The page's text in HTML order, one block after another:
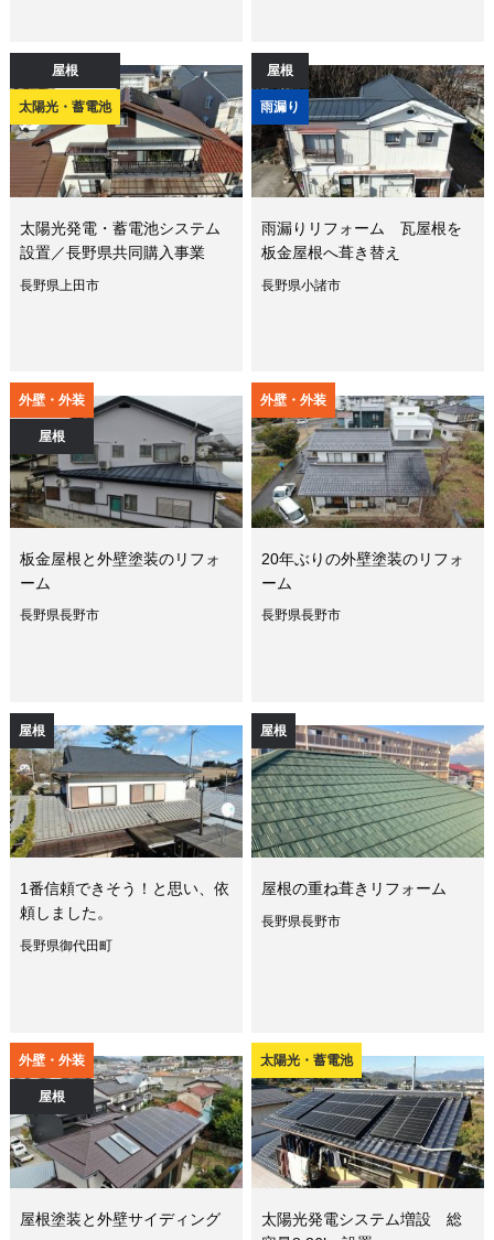
屋根
太陽光・蓄電池
太陽光発電・蓄電池システム
設置／長野県共同購入事業
長野県上田市
屋根
雨漏り
雨漏りリフォーム 瓦屋根を
板金屋根へ葺き替え
長野県小諸市
外壁・外装
屋根
板金屋根と外壁塗装のリフォ
ーム
長野県長野市
外壁・外装
20年ぶりの外壁塗装のリフォ
ーム
長野県長野市
屋根
1番信頼できそう！と思い、依
頼しました。
長野県御代田町
屋根
屋根の重ね葺きリフォーム
長野県長野市
外壁・外装
屋根
屋根塗装と外壁サイディング
太陽光・蓄電池
太陽光発電システム増設 総